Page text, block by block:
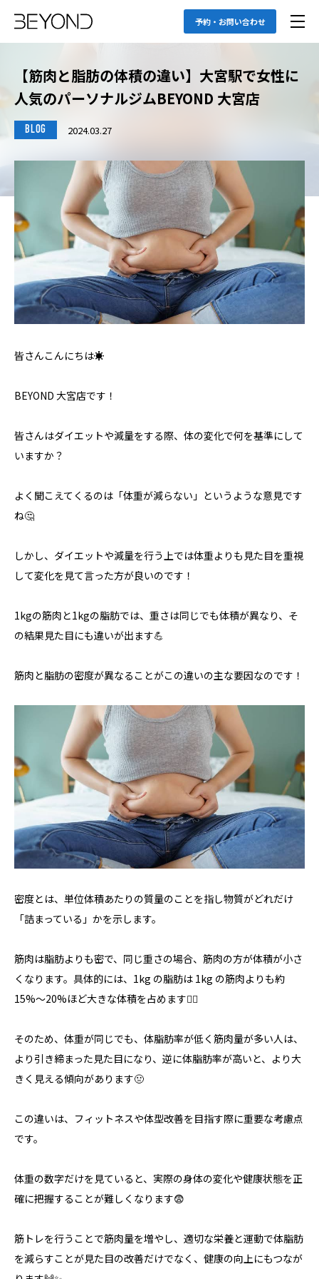
予約・お問い合わせ
【筋肉と脂肪の体積の違い】大宮駅で女性に
人気のパーソナルジムBEYOND 大宮店
BLOG 2024.03.27
皆さんこんにちは☀️
BEYOND 大宮店です！
皆さんはダイエットや減量をする際、体の変化で何を基準にして
いますか？
よく聞こえてくるのは「体重が減らない」というような意見です
ね🤔
しかし、ダイエットや減量を行う上では体重よりも見た目を重視
して変化を見て言った方が良いのです！
1kgの筋肉と1kgの脂肪では、重さは同じでも体積が異なり、そ
の結果見た目にも違いが出ます💪
筋肉と脂肪の密度が異なることがこの違いの主な要因なのです！
密度とは、単位体積あたりの質量のことを指し物質がどれだけ
「詰まっている」かを示します。
筋肉は脂肪よりも密で、同じ重さの場合、筋肉の方が体積が小さ
くなります。具体的には、1kg の脂肪は 1kg の筋肉よりも約
15%〜20%ほど大きな体積を占めます🏋️‍♂️
そのため、体重が同じでも、体脂肪率が低く筋肉量が多い人は、
より引き締まった見た目になり、逆に体脂肪率が高いと、より大
きく見える傾向があります🤢
この違いは、フィットネスや体型改善を目指す際に重要な考慮点
です。
体重の数字だけを見ていると、実際の身体の変化や健康状態を正
確に把握することが難しくなります😨
筋トレを行うことで筋肉量を増やし、適切な栄養と運動で体脂肪
を減らすことが見た目の改善だけでなく、健康の向上にもつなが